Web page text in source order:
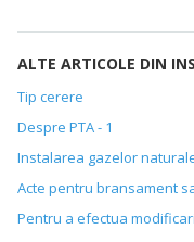
ALTE ARTICOLE DIN
Tip cerere
Despre PTA - 1
Instalarea gazelor
Acte pentru bransament
Pentru a efectua